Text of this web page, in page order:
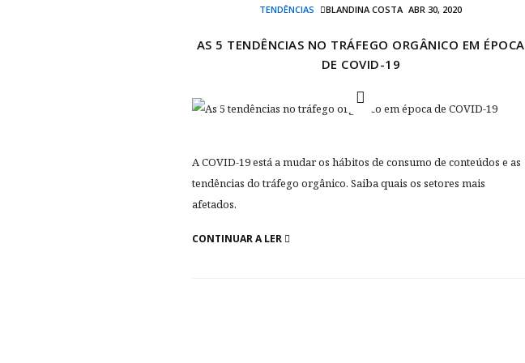
TENDÊNCIAS BLANDINA COSTA ABR 30, 2020
AS 5 TENDÊNCIAS NO TRÁFEGO ORGÂNICO EM ÉPOCA
DE COVID-19
A COVID-19 está a mudar os hábitos de consumo de conteúdos e as
tendências do tráfego orgânico. Saiba quais os setores mais
afetados.
CONTINUAR A LER